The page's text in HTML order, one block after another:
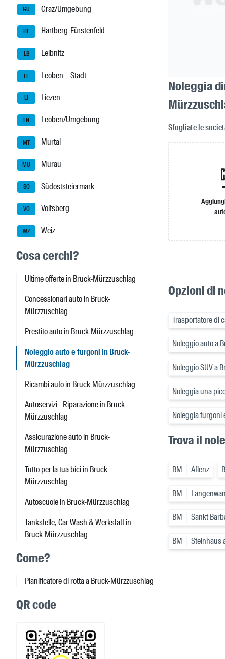
GU Graz/Umgebung
HF Hartberg-Fürstenfeld
LB Leibnitz
LE Leoben – Stadt
LI Liezen
LN Leoben/Umgebung
MT Murtal
MU Murau
SO Südoststeiermark
VO Voitsberg
WZ Weiz
Cosa cerchi?
Ultime offerte in Bruck-Mürzzuschlag
Concessionari auto in Bruck-
Mürzzuschlag
Prestito auto in Bruck-Mürzzuschlag
Noleggio auto e furgoni in Bruck-
Mürzzuschlag
Ricambi auto in Bruck-Mürzzuschlag
Autoservizi - Riparazione in Bruck-
Mürzzuschlag
Assicurazione auto in Bruck-
Mürzzuschlag
Tutto per la tua bici in Bruck-
Mürzzuschlag
Autoscuole in Bruck-Mürzzuschlag
Tankstelle, Car Wash & Werkstatt in
Bruck-Mürzzuschlag
Come?
Pianificatore di rotta a Bruck-Mürzzuschlag
QR code
Noleggia
Sfogliate le
Opzioni di
Trasportatore di
Noleggio auto a
Noleggio SUV a
Noleggia una
Noleggia furgoni
Trova il
BM Aflenz
BM
BM Sankt
BM Steinhaus